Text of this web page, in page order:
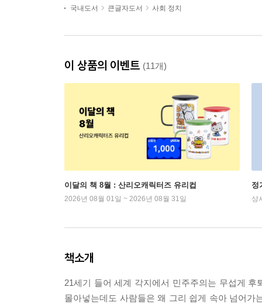
국내도서 큰글자도서 사회 정치
이 상품의 이벤트 (11개)
이달의 책 8월 : 산리오캐릭터즈 유리컵
2026년 08월 01일 ~ 2026년 08월 31일
정
상시
책소개
21세기 들어 세계 각지에서 민주주의는 무섭게
몰아넣는데도 사람들은 왜 그리 쉽게 속아 넘어